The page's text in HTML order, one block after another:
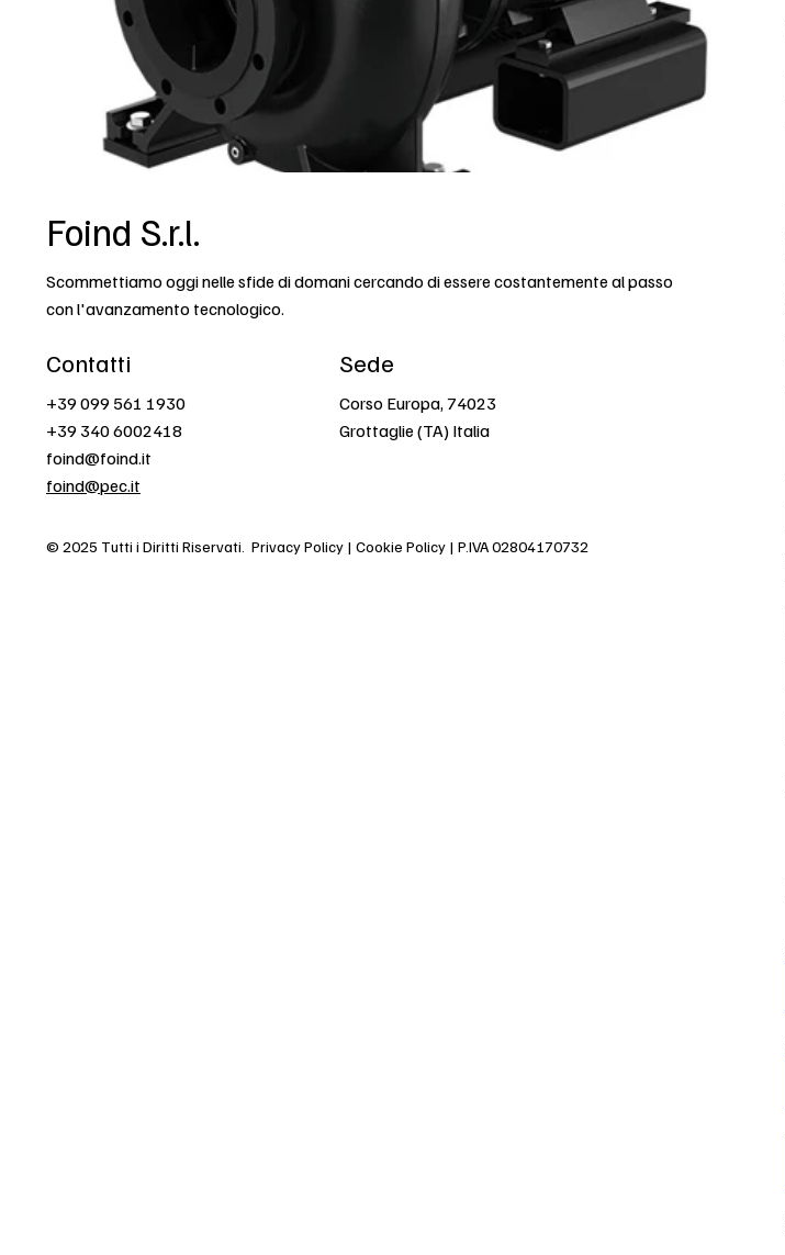
Foind S.r.l.
Scommettiamo oggi nelle sfide di domani cercando di essere costantemente al passo
con l'avanzamento tecnologico.
Contatti
+39 099 561 1930
+39 340 6002418
foind@foind.it
foind@pec.it
Sede
Corso Europa, 74023
Grottaglie (TA) Italia
© 2025 Tutti i Diritti Riservati. Privacy Policy | Cookie Policy | P.IVA 02804170732